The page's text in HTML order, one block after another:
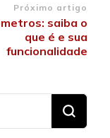
Próximo artigo
saiba o
que é e sua
funcionalidade